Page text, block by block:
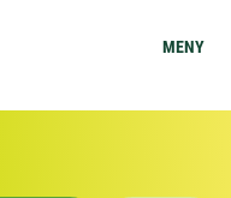
MENY